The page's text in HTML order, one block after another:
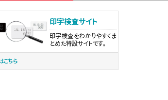
印字検査サイト
印字検査をわかりやすくま
とめた特設サイトです。
こちら